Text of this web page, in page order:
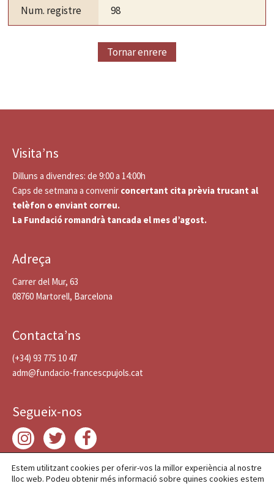
Num. registre 98
Tornar enrere
Visita’ns
Dilluns a divendres: de 9:00 a 14:00h
Caps de setmana a convenir concertant cita prèvia trucant al
telèfon o enviant correu.
La Fundació romandrà tancada el mes d’agost.
Adreça
Carrer del Mur, 63
08760 Martorell, Barcelona
Contacta’ns
(+34) 93 775 10 47
adm@fundacio-francescpujols.cat
Segueix-nos
Estem utilitzant cookies per oferir-vos la millor experiència al nostre
lloc web. Podeu obtenir més informació sobre quines cookies estem